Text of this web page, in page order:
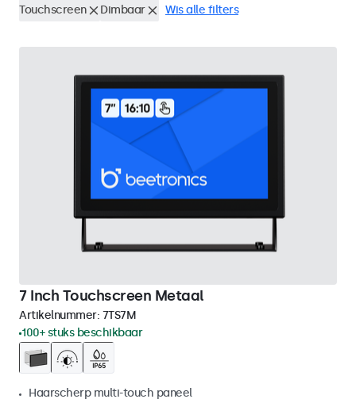
Touchscreen Dimbaar Wis alle filters
7 Inch Touchscreen Metaal
Artikelnummer: 7TS7M
100+ stuks beschikbaar
Haarscherp multi-touch paneel